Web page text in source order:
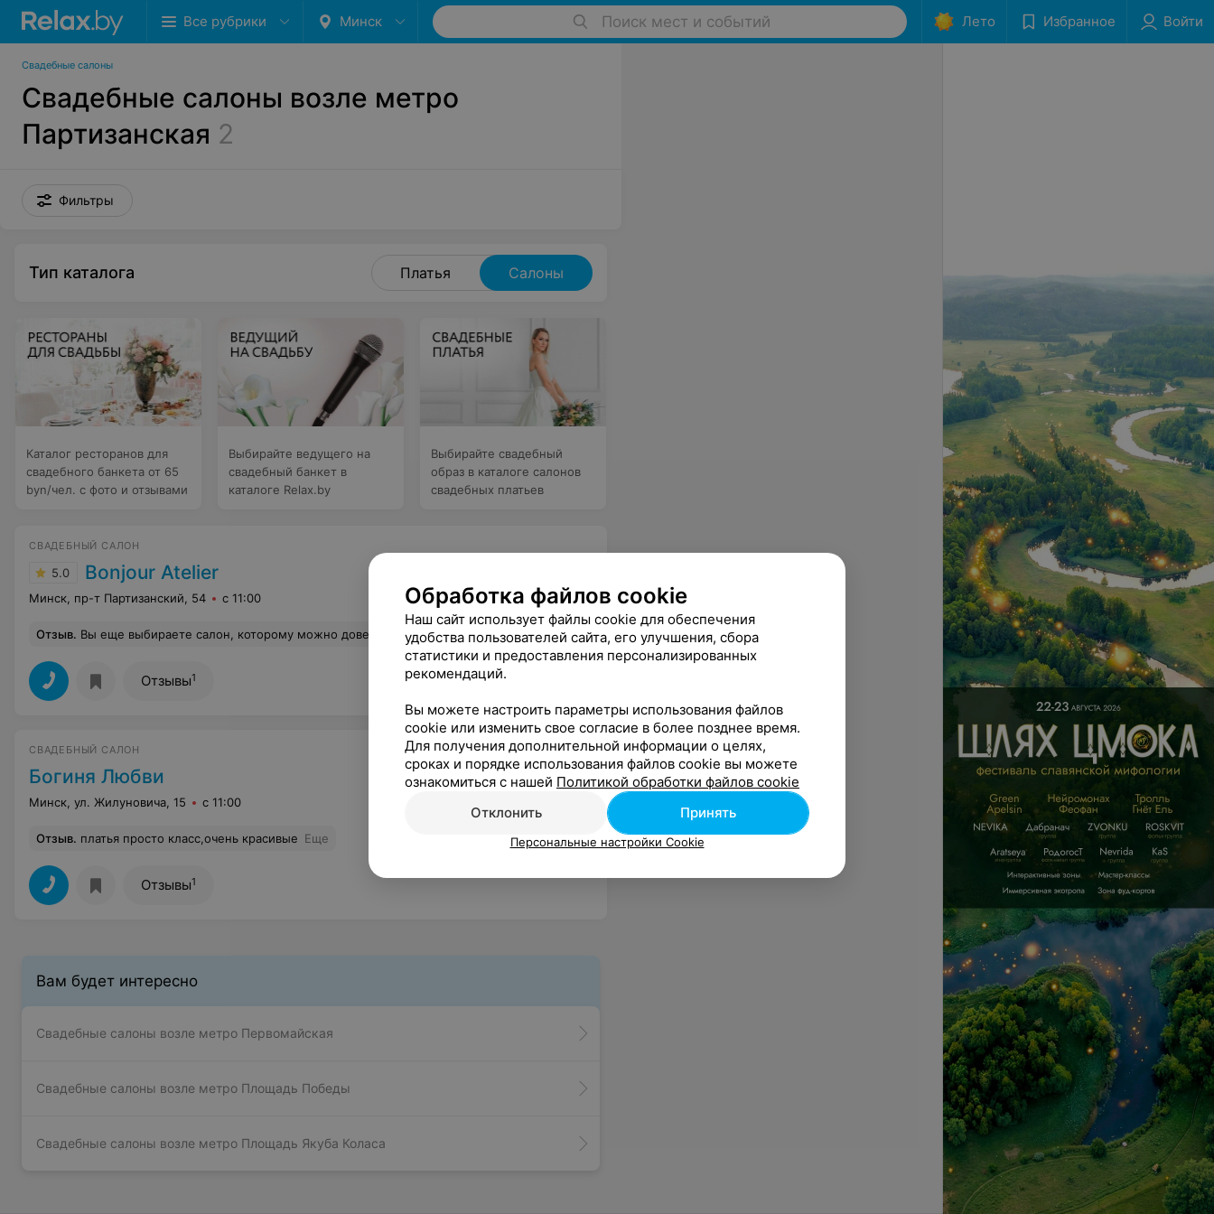
Все рубрики Минск Поиск мест и событий Лето Избранное Войти
Свадебные салоны
Свадебные салоны возле метро
Партизанская 2
Фильтры
Тип каталога Платья Салоны
Каталог ресторанов для
свадебного банкета от 65
byn/чел. с фото и отзывами
Выбирайте ведущего на
свадебный банкет в
каталоге Relax.by
Выбирайте свадебный
образ в каталоге салонов
свадебных платьев
СВАДЕБНЫЙ САЛОН
5.0 Bonjour Atelier
Минск, пр-т Партизанский, 54 с 11:00
Отзыв. Вы еще выбираете салон, которому можно доверить платье мечты?!?!Тогда Вам в салон «бонжур»!Это действительно то место, где живут платья с душой! В платьях огромное количество ручного труда, они просто завораживают своей красотой, выбор действительно на любой вкус и цвет, прекрасный персонал- девочки приветливы, внимательны и обязательно подберут платье с учетом всех Ваших пожеланий! Если Вы в поисках свадебного платья- «бонжур»! Очень советую! Еще
Отзывы1
СВАДЕБНЫЙ САЛОН
Богиня Любви
Минск, ул. Жилуновича, 15 с 11:00
Отзыв. платья просто класс,очень красивые Еще
Отзывы1
Вам будет интересно
Свадебные салоны возле метро Первомайская
Свадебные салоны возле метро Площадь Победы
Свадебные салоны возле метро Площадь Якуба Коласа
Обработка файлов cookie
Наш сайт использует файлы cookie для обеспечения
удобства пользователей сайта, его улучшения, сбора
статистики и предоставления персонализированных
рекомендаций.
Вы можете настроить параметры использования файлов
cookie или изменить свое согласие в более позднее время.
Для получения дополнительной информации о целях,
сроках и порядке использования файлов cookie вы можете
ознакомиться с нашей Политикой обработки файлов cookie
Отклонить
Принять
Персональные настройки Cookie